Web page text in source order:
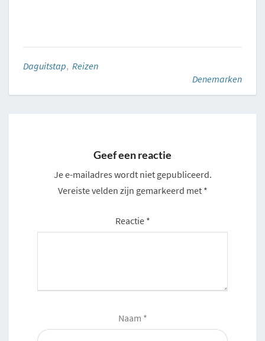
Daguitstap, Reizen
Denemarken
Geef een reactie
Je e-mailadres wordt niet gepubliceerd.
Vereiste velden zijn gemarkeerd met *
Reactie *
Naam *